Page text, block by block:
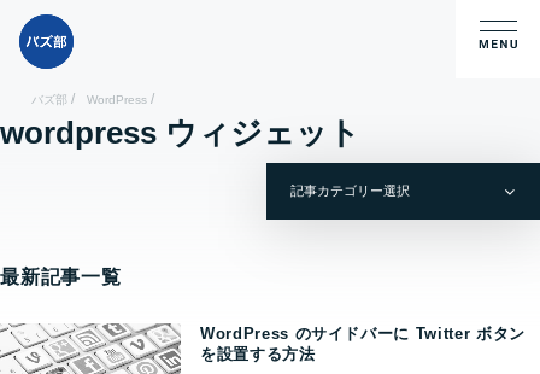
バズ部 / WordPress /
wordpress ウィジェット
最新記事一覧
WordPress のサイドバーに Twitter ボタン
を設置する方法